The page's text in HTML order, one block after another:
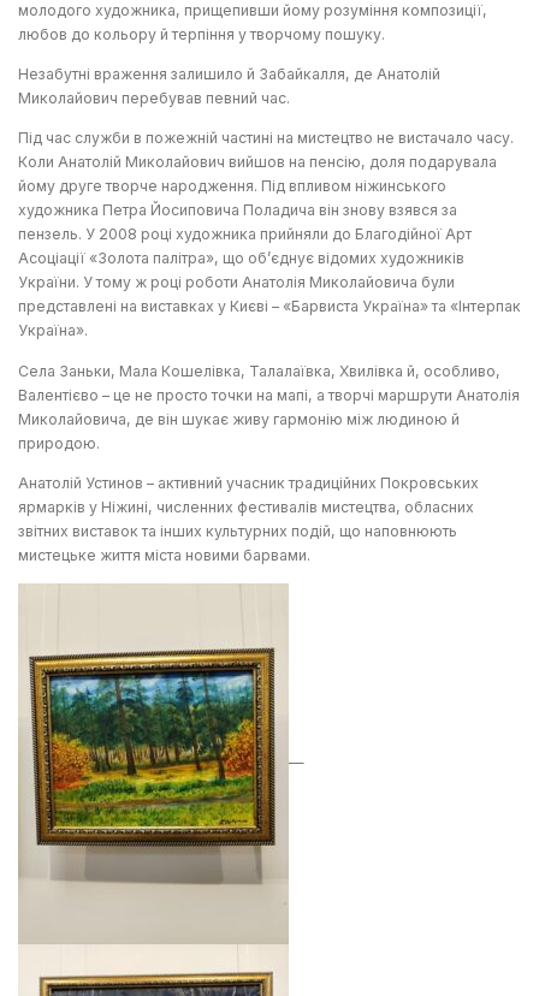
молодого художника, прищепивши йому розуміння композиції,
любов до кольору й терпіння у творчому пошуку.
Незабутні враження залишило й Забайкалля, де Анатолій
Миколайович перебував певний час.
Під час служби в пожежній частині на мистецтво не вистачало часу.
Коли Анатолій Миколайович вийшов на пенсію, доля подарувала
йому друге творче народження. Під впливом ніжинського
художника Петра Йосиповича Поладича він знову взявся за
пензель. У 2008 році художника прийняли до Благодійної Арт
Асоціації «Золота палітра», що об’єднує відомих художників
України. У тому ж році роботи Анатолія Миколайовича були
представлені на виставках у Києві – «Барвиста Україна» та «Інтерпак
Україна».
Села Заньки, Мала Кошелівка, Талалаївка, Хвилівка й, особливо,
Валентієво – це не просто точки на мапі, а творчі маршрути Анатолія
Миколайовича, де він шукає живу гармонію між людиною й
природою.
Анатолій Устинов – активний учасник традиційних Покровських
ярмарків у Ніжині, численних фестивалів мистецтва, обласних
звітних виставок та інших культурних подій, що наповнюють
мистецьке життя міста новими барвами.
—